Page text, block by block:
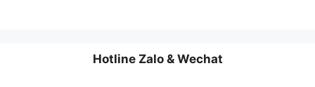
Hotline Zalo & Wechat